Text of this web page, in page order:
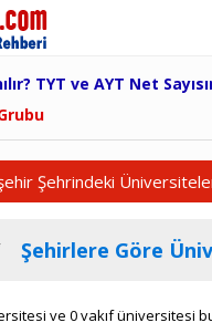
TYT ve AYT Net
Şehrindeki
Şehirlere Göre
ve 0 vakıf üniversitesi